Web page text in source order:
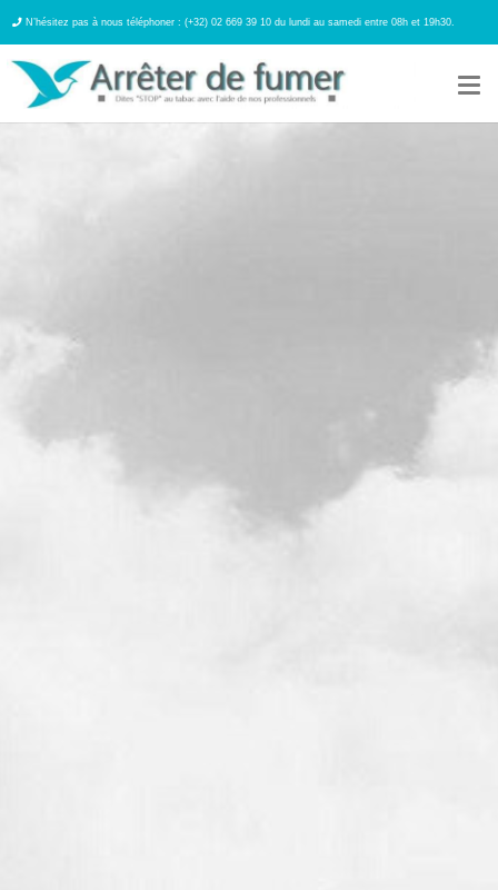
N’hésitez pas à nous téléphoner : (+32) 02 669 39 10 du lundi au samedi entre 08h et 19h30.